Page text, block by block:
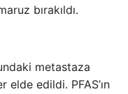
bırakıldı.
metastaza
edildi. PFAS’ın